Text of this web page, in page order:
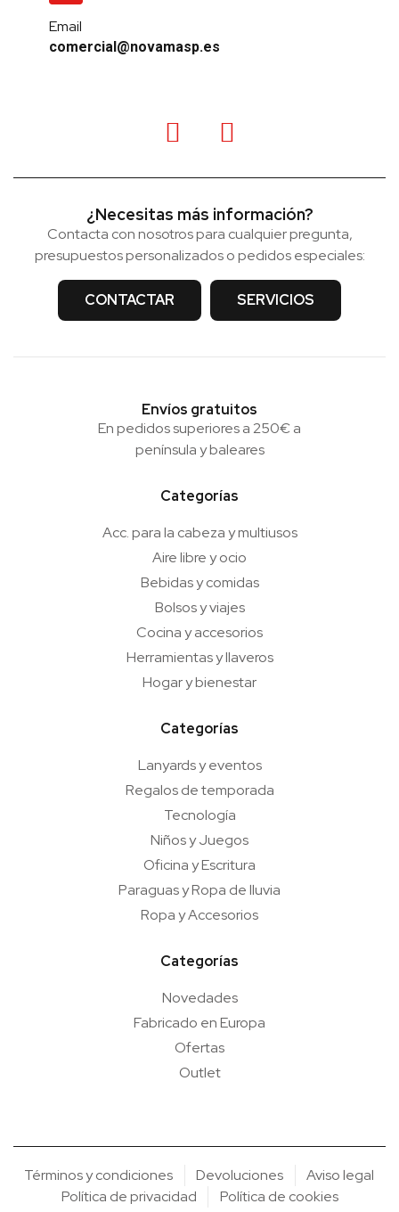
Email
comercial@novamasp.es
¿Necesitas más información?
Contacta con nosotros para cualquier pregunta,
presupuestos personalizados o pedidos especiales:
CONTACTAR SERVICIOS
Envíos gratuitos
En pedidos superiores a 250€ a
península y baleares
Categorías
Acc. para la cabeza y multiusos
Aire libre y ocio
Bebidas y comidas
Bolsos y viajes
Cocina y accesorios
Herramientas y llaveros
Hogar y bienestar
Categorías
Lanyards y eventos
Regalos de temporada
Tecnología
Niños y Juegos
Oficina y Escritura
Paraguas y Ropa de lluvia
Ropa y Accesorios
Categorías
Novedades
Fabricado en Europa
Ofertas
Outlet
Términos y condiciones Devoluciones
Aviso legal
Política de privacidad
Política de cookies